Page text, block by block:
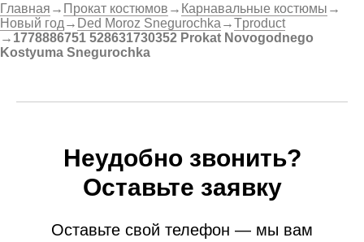
Главная → Прокат костюмов → Карнавальные костюмы →
Новый год → Ded Moroz Snegurochka →Tproduct
→ 1778886751 528631730352 Prokat Novogodnego
Kostyuma Snegurochka
Неудобно звонить?
Оставьте заявку
Оставьте свой телефон — мы вам